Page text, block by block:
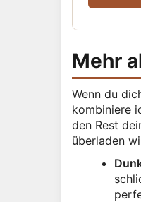
Mehr
Wenn du
kombiniere
den Rest
überladen